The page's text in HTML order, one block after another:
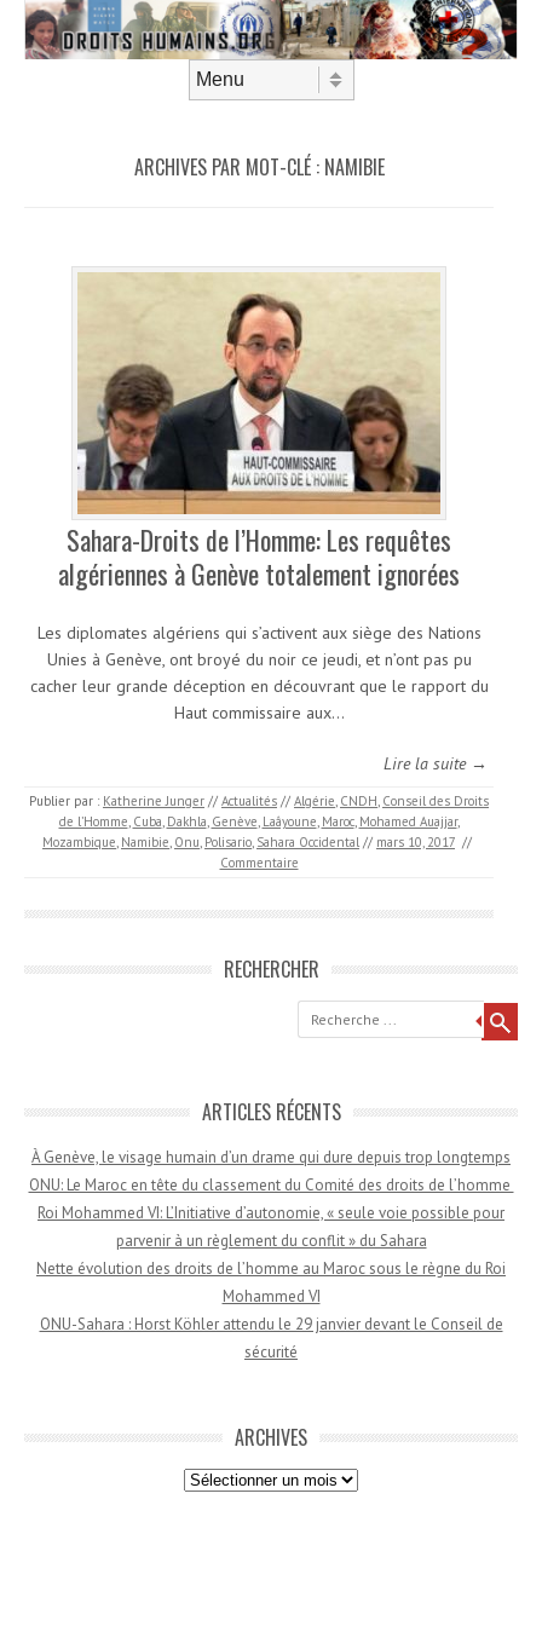
ARCHIVES PAR MOT-CLÉ : NAMIBIE
Sahara-Droits de l’Homme: Les requêtes
algériennes à Genève totalement ignorées
Les diplomates algériens qui s’activent aux siège des Nations
Unies à Genève, ont broyé du noir ce jeudi, et n’ont pas pu
cacher leur grande déception en découvrant que le rapport du
Haut commissaire aux…
Lire la suite →
Publier par : Katherine Junger // Actualités // Algérie, CNDH, Conseil des Droits
de l’Homme, Cuba, Dakhla, Genève, Laâyoune, Maroc, Mohamed Auajjar,
Mozambique, Namibie, Onu, Polisario, Sahara Occidental // mars 10, 2017 //
Commentaire
RECHERCHER
Recherche
ARTICLES RÉCENTS
À Genève, le visage humain d’un drame qui dure depuis trop longtemps
ONU: Le Maroc en tête du classement du Comité des droits de l’homme
Roi Mohammed VI: L’Initiative d’autonomie, « seule voie possible pour
parvenir à un règlement du conflit » du Sahara
Nette évolution des droits de l’homme au Maroc sous le règne du Roi
Mohammed VI
ONU-Sahara : Horst Köhler attendu le 29 janvier devant le Conseil de
sécurité
ARCHIVES
Archives